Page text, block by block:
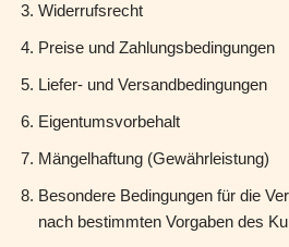
Widerrufsrecht
Preise und Zahlungsbedingungen
Liefer- und Versandbedingungen
Eigentumsvorbehalt
Mängelhaftung (Gewährleistung)
Besondere Bedingungen für die
nach bestimmten Vorgaben des